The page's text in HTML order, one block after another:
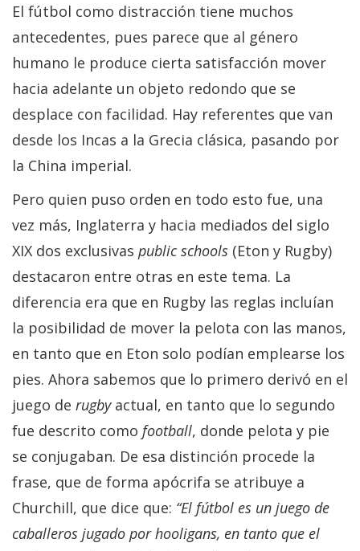
El fútbol como distracción tiene muchos
antecedentes, pues parece que al género
humano le produce cierta satisfacción mover
hacia adelante un objeto redondo que se
desplace con facilidad. Hay referentes que van
desde los Incas a la Grecia clásica, pasando por
la China imperial.
Pero quien puso orden en todo esto fue, una
vez más, Inglaterra y hacia mediados del siglo
XIX dos exclusivas public schools (Eton y Rugby)
destacaron entre otras en este tema. La
diferencia era que en Rugby las reglas incluían
la posibilidad de mover la pelota con las manos,
en tanto que en Eton solo podían emplearse los
pies. Ahora sabemos que lo primero derivó en el
juego de rugbyactual, en tanto que lo segundo
fue descrito como football, donde pelota y pie
se conjugaban. De esa distinción procede la
frase, que de forma apócrifa se atribuye a
Churchill, que dice que: “El fútbol es un juego de
caballeros jugado por hooligans, en tanto que el